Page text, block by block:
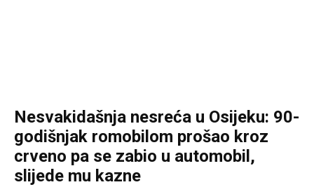
Nesvakidašnja nesreća u Osijeku: 90-
godišnjak romobilom prošao kroz
crveno pa se zabio u automobil,
slijede mu kazne